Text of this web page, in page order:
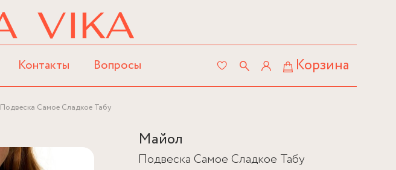
Контакты Вопросы Корзина
Подвеска Самое Сладкое Табу
Майол
Подвеска Самое Сладкое Табу